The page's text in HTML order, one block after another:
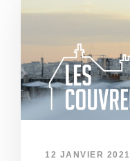
12 JANVIER 2021